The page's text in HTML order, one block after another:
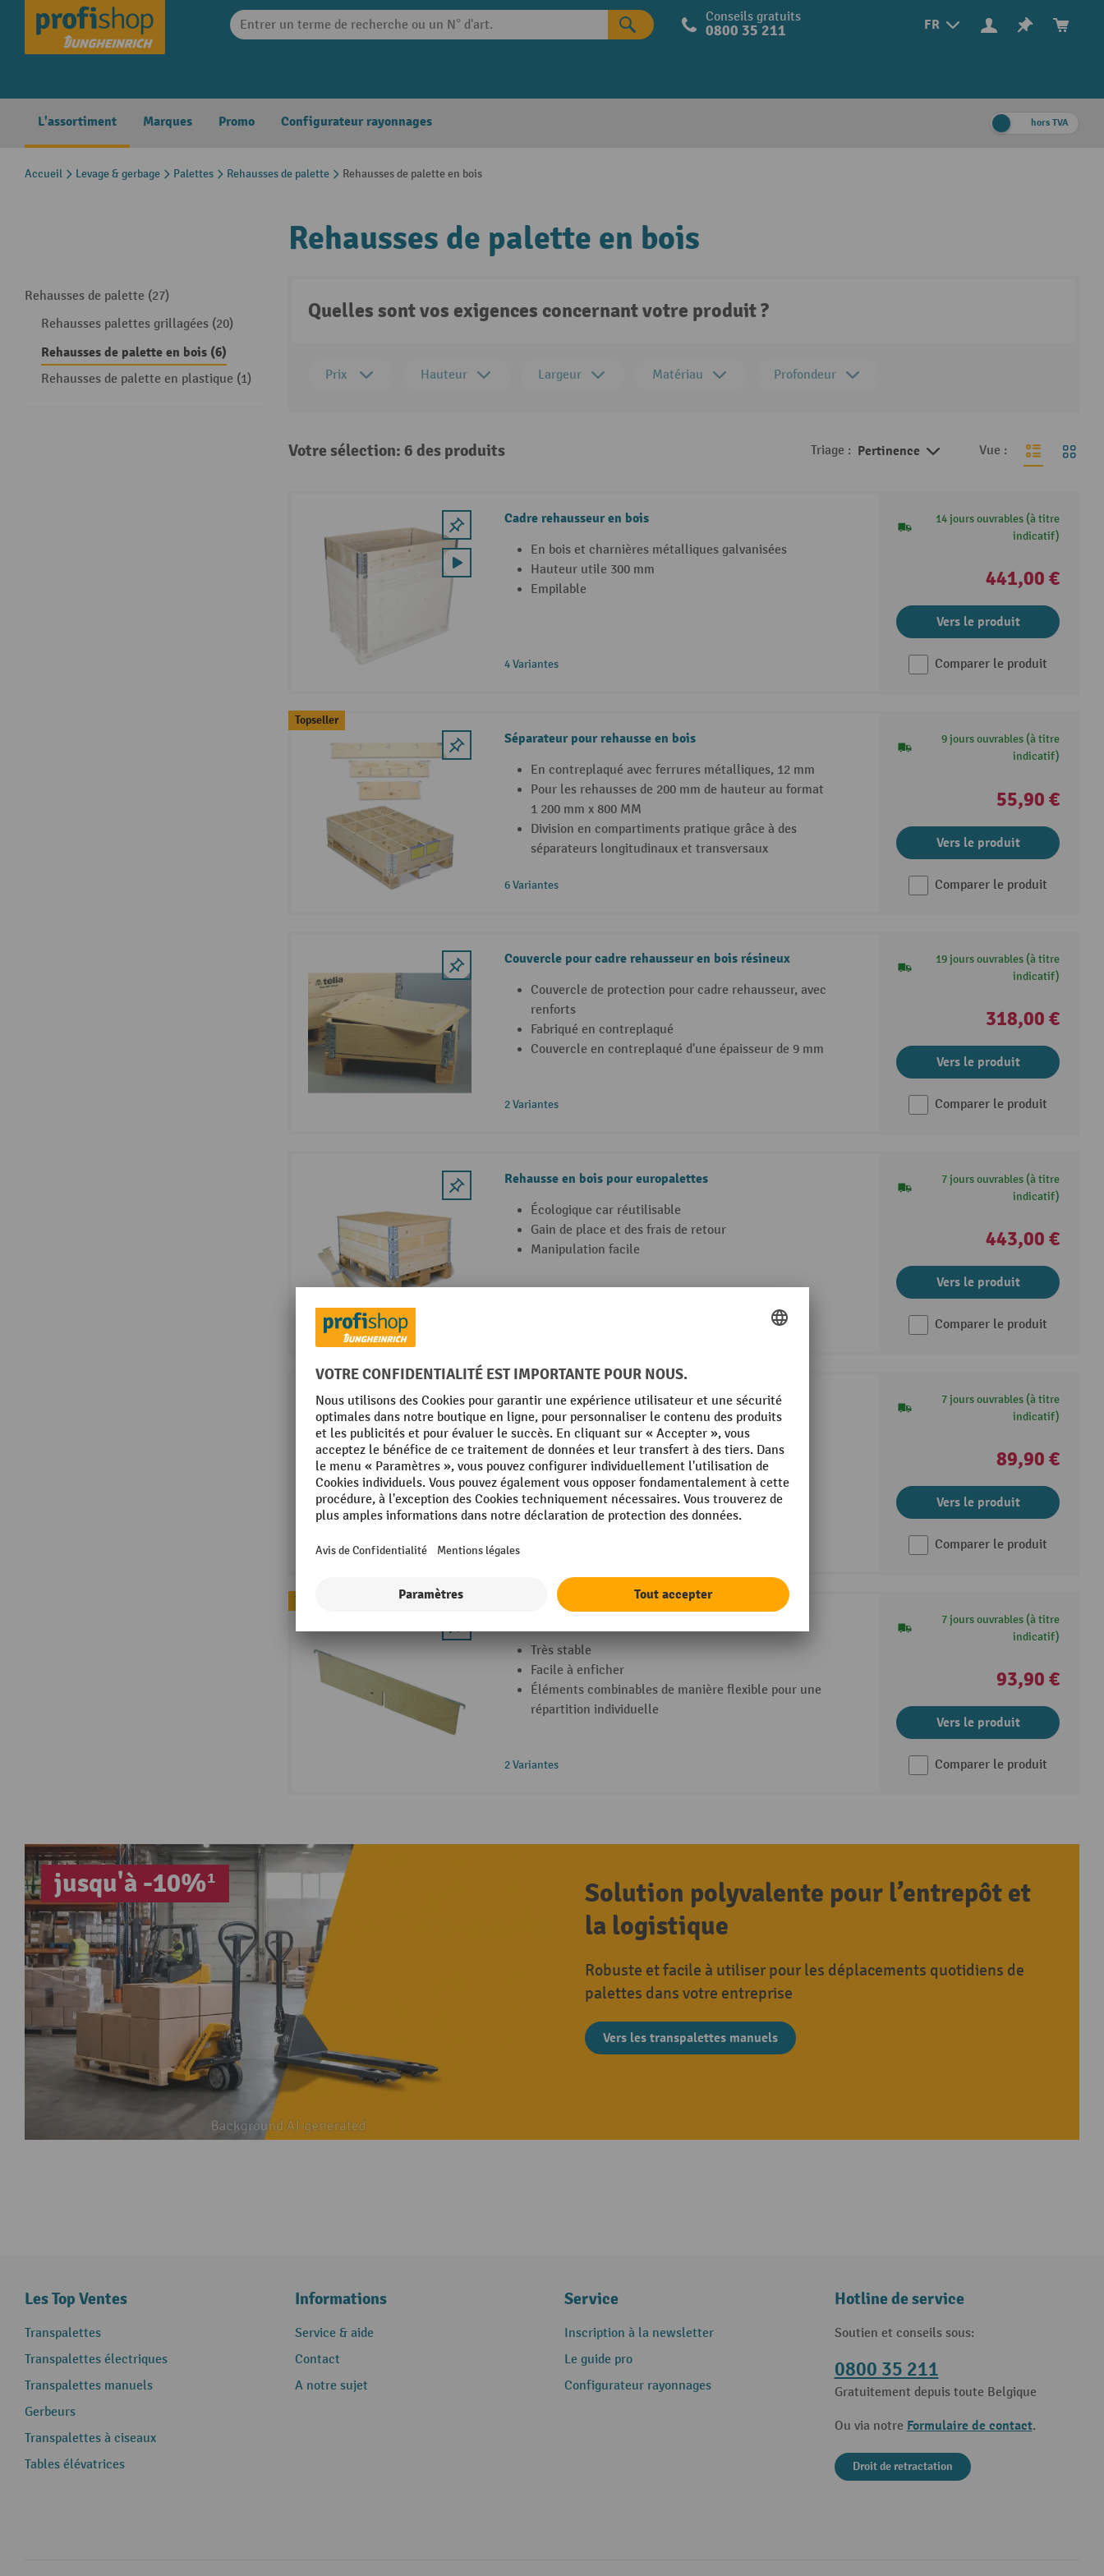
Skip to main navigation FR
Conseils gratuits
0800 35 211
L'assortiment Marques Promo Configurateur rayonnages hors TVA
Accueil Levage & gerbage Palettes Rehausses de palette Rehausses de palette en bois
Rehausses de palette (27)
Rehausses palettes grillagées (20)
Rehausses de palette en bois (6)
Rehausses de palette en plastique (1)
Rehausses de palette en bois
Quelles sont vos exigences concernant votre produit ?
Prix Hauteur Largeur Matériau Profondeur
Votre sélection: 6 des produits Triage : Pertinence Vue :
Cadre rehausseur en bois
En bois et charnières métalliques galvanisées
Hauteur utile 300 mm
Empilable
4 Variantes
14 jours ouvrables (à titre
indicatif)
441,00 €
Vers le produit
Comparer le produit
Topseller
Séparateur pour rehausse en bois
En contreplaqué avec ferrures métalliques, 12 mm
Pour les rehausses de 200 mm de hauteur au format
1 200 mm x 800 MM
Division en compartiments pratique grâce à des
séparateurs longitudinaux et transversaux
6 Variantes
9 jours ouvrables (à titre
indicatif)
55,90 €
Vers le produit
Comparer le produit
Couvercle pour cadre rehausseur en bois résineux
Couvercle de protection pour cadre rehausseur, avec
renforts
Fabriqué en contreplaqué
Couvercle en contreplaqué d'une épaisseur de 9 mm
2 Variantes
19 jours ouvrables (à titre
indicatif)
318,00 €
Vers le produit
Comparer le produit
Rehausse en bois pour europalettes
Écologique car réutilisable
Gain de place et des frais de retour
Manipulation facile
7 jours ouvrables (à titre
indicatif)
443,00 €
Vers le produit
Comparer le produit
Couvercle pour rehausse en bois
Particulièrement économique et écologique car
réutilisable
Facile à manipuler
Grande capacité de charge
7 jours ouvrables (à titre
indicatif)
89,90 €
Vers le produit
Comparer le produit
Topseller
Très stable
Facile à enficher
Éléments combinables de manière flexible pour une
répartition individuelle
2 Variantes
7 jours ouvrables (à titre
indicatif)
93,90 €
Vers le produit
Comparer le produit
jusqu'à -10%¹
Solution polyvalente pour l’entrepôt et
la logistique
Robuste et facile à utiliser pour les déplacements quotidiens de
palettes dans votre entreprise
Vers les transpalettes manuels
Les Top Ventes
Transpalettes
Transpalettes électriques
Transpalettes manuels
Gerbeurs
Transpalettes à ciseaux
Tables élévatrices
Informations
Service & aide
Contact
A notre sujet
Service
Inscription à la newsletter
Le guide pro
Configurateur rayonnages
Hotline de service
Soutien et conseils sous:
0800 35 211
Gratuitement depuis toute Belgique
Ou via notre Formulaire de contact.
Droit de retractation